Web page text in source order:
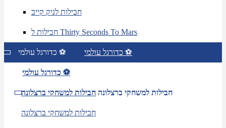
חבילות לניק קייב
חבילות ל Thirty Seconds To Mars
כדורגל עולמי ⚽ כדורגל עולמי ⚽
כדורגל עולמי ⚽
חבילות למשחקי ברצלונה חבילות למשחקי ברצלונה
חבילות למשחקי ברצלונה